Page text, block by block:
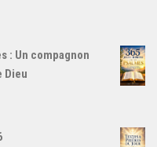
: Un compagnon
Dieu